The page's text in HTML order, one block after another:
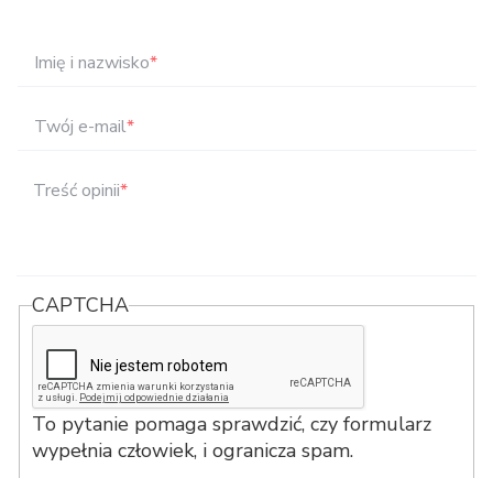
Imię i nazwisko*
Twój e-mail*
Treść opinii*
CAPTCHA
To pytanie pomaga sprawdzić, czy formularz
wypełnia człowiek, i ogranicza spam.